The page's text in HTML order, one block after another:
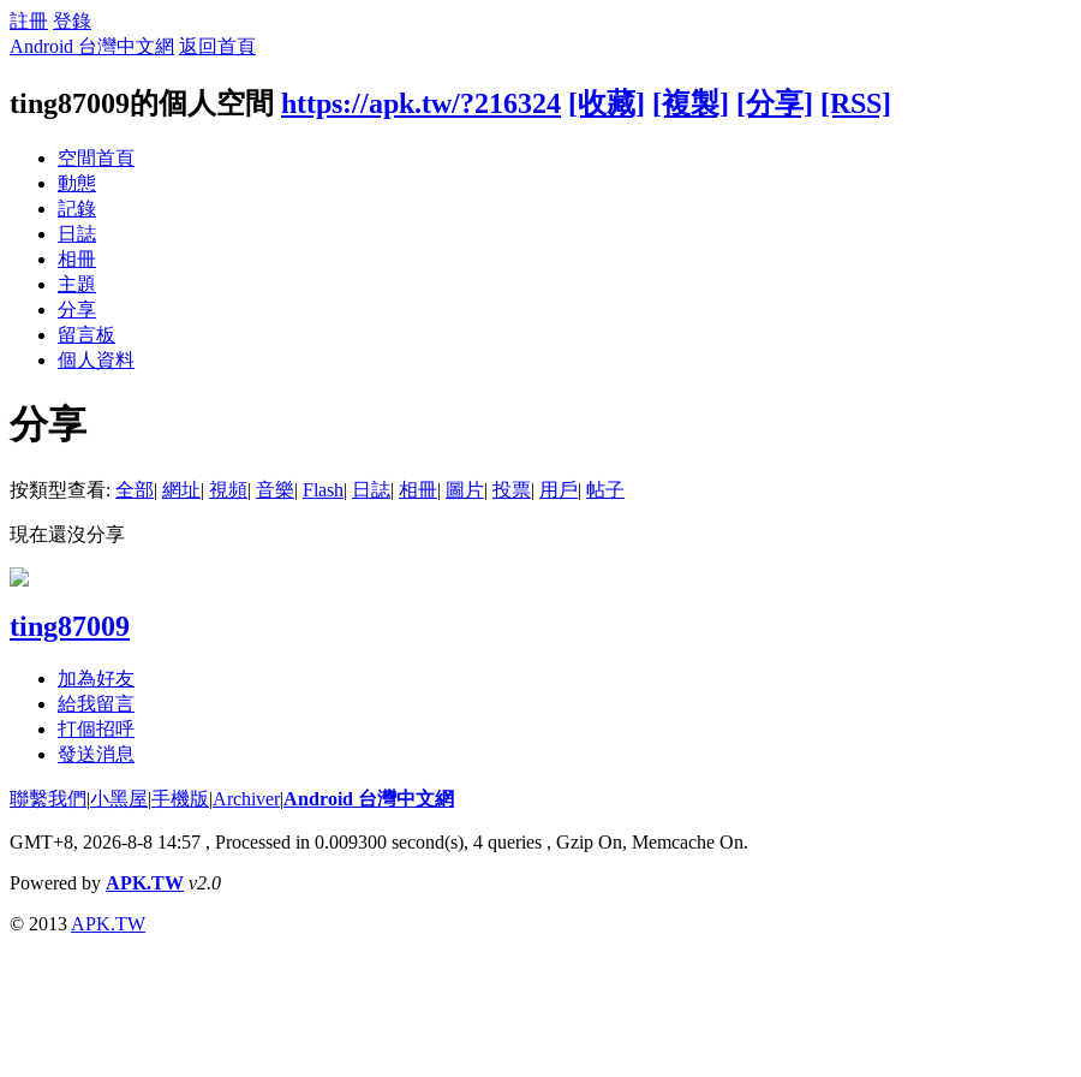
註冊 登錄
Android 台灣中文網 返回首頁
ting87009的個人空間 https://apk.tw/?216324 [收藏] [複製] [分享] [RSS]
空間首頁
動態
記錄
日誌
相冊
主題
分享
留言板
個人資料
分享
按類型查看: 全部| 網址| 視頻| 音樂| Flash| 日誌| 相冊| 圖片| 投票| 用戶| 帖子
現在還沒分享
ting87009
加為好友
給我留言
打個招呼
發送消息
聯繫我們|小黑屋|手機版|Archiver|Android 台灣中文網
GMT+8, 2026-8-8 14:57 , Processed in 0.009300 second(s), 4 queries , Gzip On, Memcache On.
Powered by APK.TW v2.0
© 2013 APK.TW